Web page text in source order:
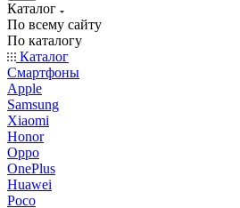
Каталог
По всему сайту
По каталогу
Каталог
Смартфоны
Apple
Samsung
Xiaomi
Honor
Oppo
OnePlus
Huawei
Poco